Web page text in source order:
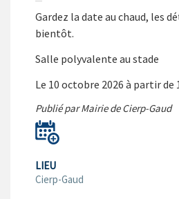
Gardez la date au chaud, les
bientôt.
Salle polyvalente au stade
Le 10 octobre 2026 à partir de
Publié par Mairie de Cierp-Gaud
LIEU
Cierp-Gaud